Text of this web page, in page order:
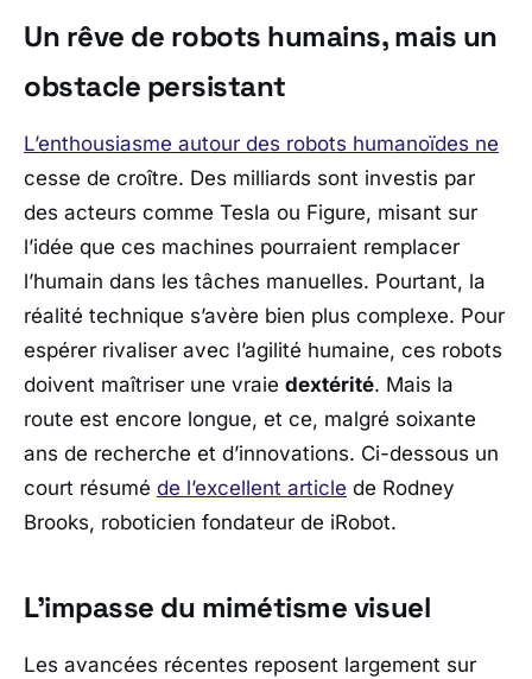
Un rêve de robots humains, mais un
obstacle persistant
L’enthousiasme autour des robots humanoïdes ne
cesse de croître. Des milliards sont investis par
des acteurs comme Tesla ou Figure, misant sur
l’idée que ces machines pourraient remplacer
l’humain dans les tâches manuelles. Pourtant, la
réalité technique s’avère bien plus complexe. Pour
espérer rivaliser avec l’agilité humaine, ces robots
doivent maîtriser une vraie dextérité. Mais la
route est encore longue, et ce, malgré soixante
ans de recherche et d’innovations. Ci-dessous un
court résumé de l’excellent article de Rodney
Brooks, roboticien fondateur de iRobot.
L’impasse du mimétisme visuel
Les avancées récentes reposent largement sur